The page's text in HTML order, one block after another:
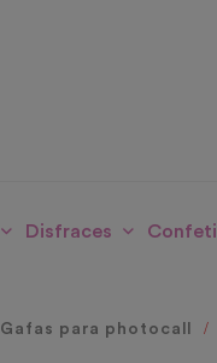
Disfraces Confeti
Gafas para photocall